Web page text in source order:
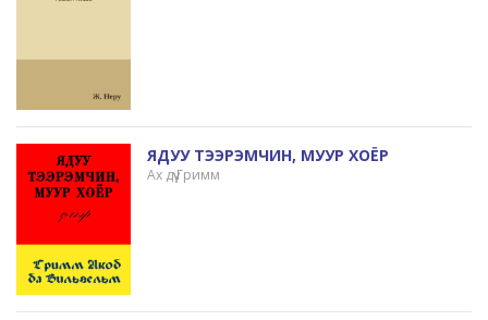
ЯДУУ ТЭЭРЭМЧИН, МУУР ХОЁР
Ах дүү Гримм